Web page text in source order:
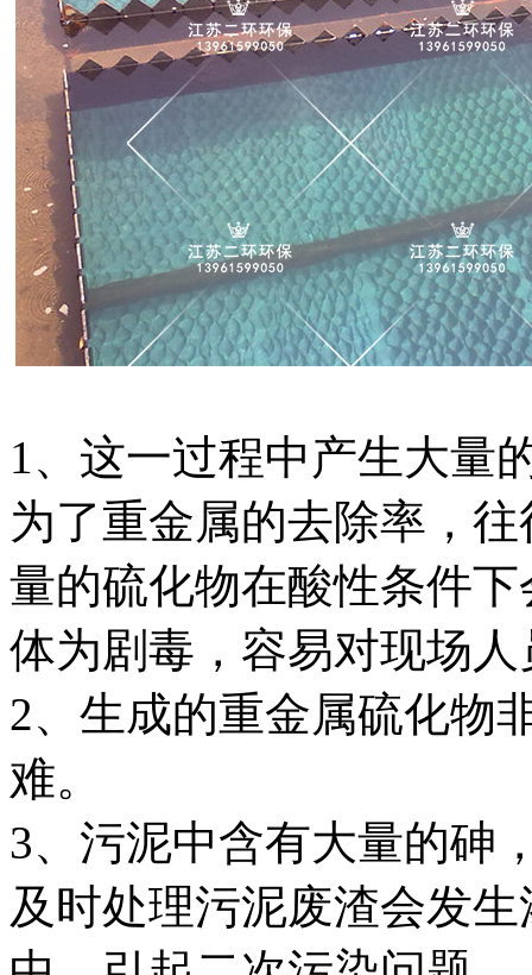
1、这一过程中产生大量
为了重金属的去除率，
量的硫化物在酸性条件
体为剧毒，容易对现场
2、生成的重金属硫化物
难。
3、污泥中含有大量的砷
及时处理污泥废渣会发